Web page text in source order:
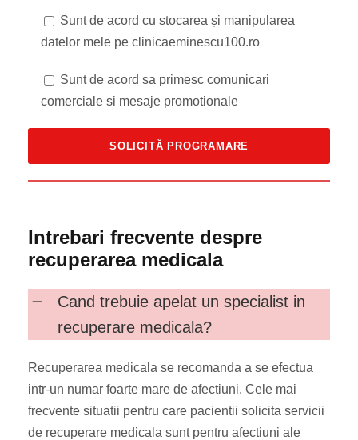
Sunt de acord cu stocarea și manipularea
datelor mele pe clinicaeminescu100.ro
Sunt de acord sa primesc comunicari
comerciale si mesaje promotionale
Intrebari frecvente despre
recuperarea medicala
Cand trebuie apelat un specialist in
recuperare medicala?
Recuperarea medicala se recomanda a se efectua
intr-un numar foarte mare de afectiuni. Cele mai
frecvente situatii pentru care pacientii solicita servicii
de recuperare medicala sunt pentru afectiuni ale